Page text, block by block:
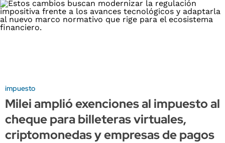
impuesto
Milei amplió exenciones al impuesto al
cheque para billeteras virtuales,
criptomonedas y empresas de pagos